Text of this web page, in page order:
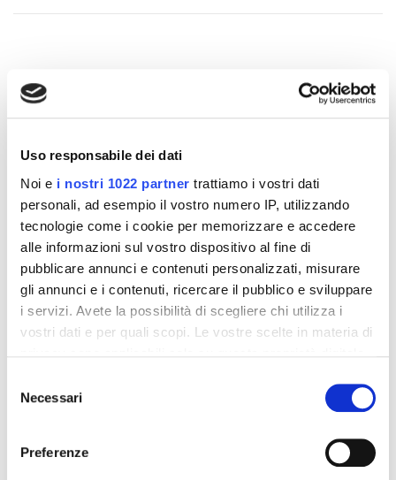
Uso responsabile dei dati
Noi e i nostri 1022 partner trattiamo i vostri dati
personali, ad esempio il vostro numero IP, utilizzando
tecnologie come i cookie per memorizzare e accedere
alle informazioni sul vostro dispositivo al fine di
pubblicare annunci e contenuti personalizzati, misurare
gli annunci e i contenuti, ricercare il pubblico e sviluppare
i servizi. Avete la possibilità di scegliere chi utilizza i
vostri dati e per quali scopi. Le vostre scelte in materia di
modificare o revocare il proprio consenso in qualsiasi
momento dalla Dichiarazione sui cookie o facendo clic
delNecessari
Preferenze
Altri prodotti che potrebbero
interessarti
Integratori per dimagrire
32,00 €
Integratori per dimagrire
55,18 €